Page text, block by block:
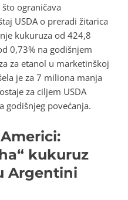
ograničava
USDA o preradi žitarica
kukuruza od 424,8
0,73% na godišnjem
za etanol u marketinškoj
je za 7 miliona manja
za ciljem USDA
godišnjeg povećanja.
kukuruz
Argentini